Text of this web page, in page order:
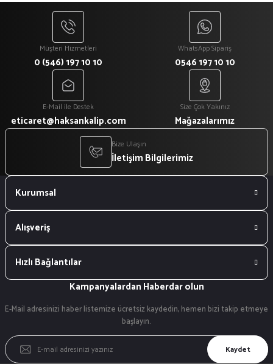
Müşteri Hizmetleri
0 (546) 197 10 10
WhatsApp Sipariş
0546 197 10 10
E-Mail ile Destek
eticaret@haksankalip.com
Size Çok Yakınız
Mağazalarımız
Bize Ulaşın
İletişim Bilgilerimiz
Kurumsal
Alışveriş
Hızlı Bağlantılar
Kampanyalardan Haberdar olun
E-Mail adresinizi haber listemize ücretsiz kaydedin, hemen bizi takip etmeye
başlayın.
Kaydet